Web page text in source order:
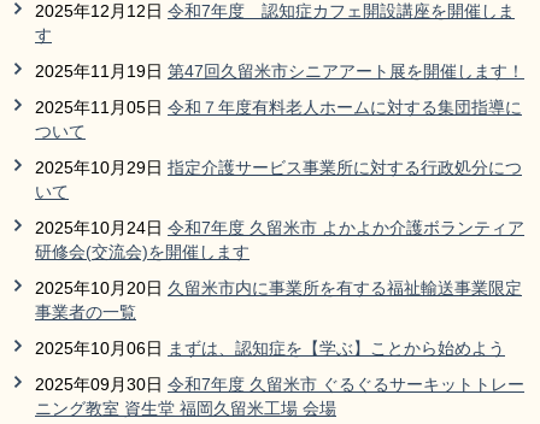
2025年12月12日 令和7年度 認知症カフェ開設講座を開催しま
す
2025年11月19日 第47回久留米市シニアアート展を開催します！
2025年11月05日 令和７年度有料老人ホームに対する集団指導に
ついて
2025年10月29日 指定介護サービス事業所に対する行政処分につ
いて
2025年10月24日 令和7年度 久留米市 よかよか介護ボランティア
研修会(交流会)を開催します­
2025年10月20日 久留米市内に事業所を有する福祉輸送事業限定
事業者の一覧
2025年10月06日 まずは、認知症を【学ぶ】ことから始めよう
2025年09月30日 令和7年度 久留米市 ぐるぐるサーキットトレー
ニング教室 資生堂 福岡久留米工場 会場